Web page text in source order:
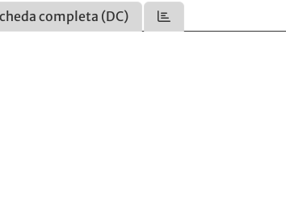
completa (DC)